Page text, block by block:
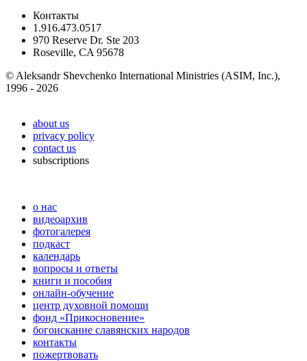
Контакты
1.916.473.0517
970 Reserve Dr. Ste 203
Roseville, CA 95678
© Aleksandr Shevchenko International Ministries (ASIM, Inc.),
1996 - 2026
about us
privacy policy
contact us
subscriptions
о нас
видеоархив
фотогалерея
подкаст
календарь
вопросы и ответы
книги и пособия
онлайн-обучение
центр духовной помощи
фонд «Прикосновение»
богоискание славянских народов
контакты
пожертвовать